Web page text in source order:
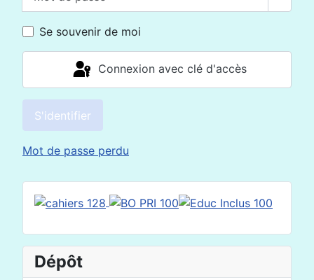
Se souvenir de moi
Connexion avec clé d'accès
S'identifier
Mot de passe perdu
Dépôt